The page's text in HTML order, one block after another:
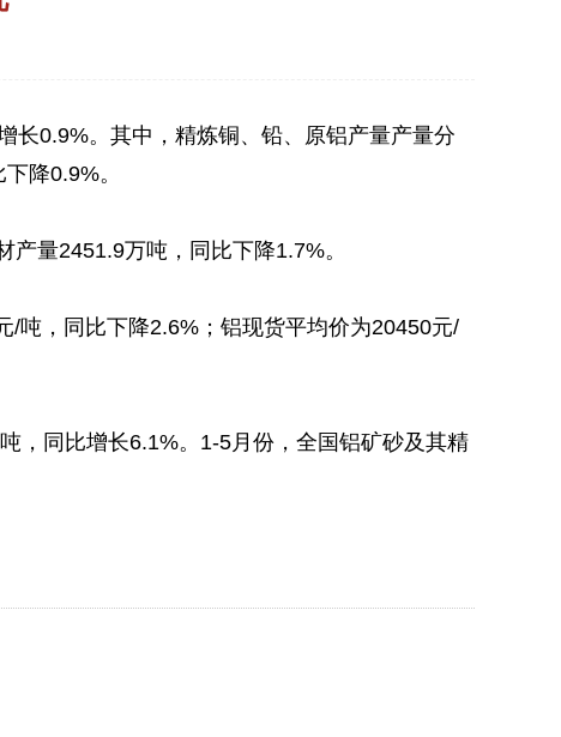
长0.9%。其中，精炼铜、铅、原铝产量产量分
降0.9%。
量2451.9万吨，同比下降1.7%。
/吨，同比下降2.6%；铝现货平均价为20450元/
，同比增长6.1%。1-5月份，全国铝矿砂及其精